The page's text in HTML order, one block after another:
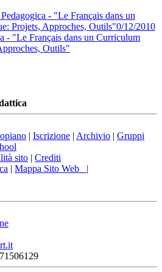
- "Le Français dans un
Projets, Approches, Outils"0/12/2010
- "Le Français dans un Curriculum
Outils"
| Iscrizione | Archivio | Gruppi
sito | Crediti
| Mappa Sito Web |